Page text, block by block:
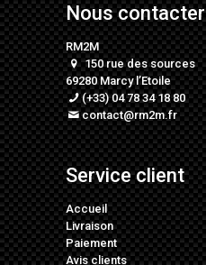
Nous contacter
RM2M
150 rue des sources
69280 Marcy l’Etoile
(+33) 04 78 34 18 80
contact@rm2m.fr
Service client
Accueil
Livraison
Paiement
Avis clients